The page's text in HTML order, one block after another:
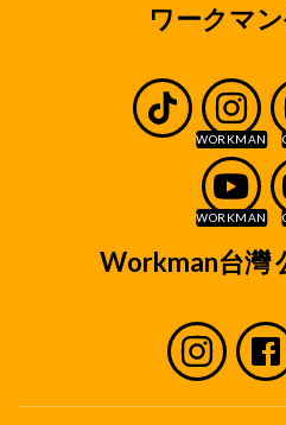
ワークマ
Workman台灣